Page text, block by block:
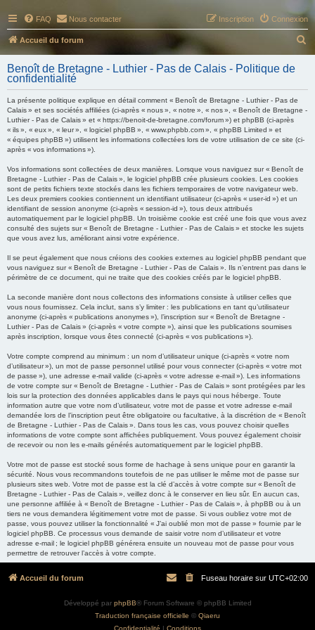
FAQ Nous contacter Connexion
Inscription
Accueil du forum
e
h
Benoît de Bretagne - Luthier - Pas de Calais - Politique de
confidentialité
La présente politique explique en détail comment « Benoît de Bretagne - Luthier - Pas de
Calais » et ses sociétés affiliées (ci-après « nous », « notre », « nos », « Benoît de Bretagne -
Luthier - Pas de Calais » et « https://benoit-de-bretagne.com/forum ») et phpBB (ci-après
« ils », « eux », « leur », « logiciel phpBB », « www.phpbb.com », « phpBB Limited » et
« équipes phpBB ») utilisent les informations collectées lors de votre utilisation de ce site (ci-
après « vos informations »).
Vos informations sont collectées de deux manières. Lorsque vous naviguez sur « Benoît de
Bretagne - Luthier - Pas de Calais », le logiciel phpBB crée plusieurs cookies. Les cookies
sont de petits fichiers texte stockés dans les fichiers temporaires de votre navigateur web.
Les deux premiers cookies contiennent un identifiant utilisateur (ci-après « user-id ») et un
identifiant de session anonyme (ci-après « session-id »), tous deux attribués
automatiquement par le logiciel phpBB. Un troisième cookie est créé une fois que vous avez
consulté des sujets sur « Benoît de Bretagne - Luthier - Pas de Calais » et stocke les sujets
que vous avez lus, améliorant ainsi votre expérience.
Il se peut également que nous créions des cookies externes au logiciel phpBB pendant que
vous naviguez sur « Benoît de Bretagne - Luthier - Pas de Calais ». Ils n’entrent pas dans le
périmètre de ce document, qui ne traite que des cookies créés par le logiciel phpBB.
La seconde manière dont nous collectons des informations consiste à utiliser celles que
vous nous fournissez. Cela inclut, sans s’y limiter : les publications en tant qu’utilisateur
anonyme (ci-après « publications anonymes »), l’inscription sur « Benoît de Bretagne -
Luthier - Pas de Calais » (ci-après « votre compte »), ainsi que les publications soumises
après inscription, lorsque vous êtes connecté (ci-après « vos publications »).
Votre compte comprend au minimum : un nom d’utilisateur unique (ci-après « votre nom
d’utilisateur »), un mot de passe personnel utilisé pour vous connecter (ci-après « votre mot
de passe »), une adresse e-mail valide (ci-après « votre adresse e-mail »). Les informations
de votre compte sur « Benoît de Bretagne - Luthier - Pas de Calais » sont protégées par les
lois sur la protection des données applicables dans le pays qui nous héberge. Toute
information autre que votre nom d’utilisateur, votre mot de passe et votre adresse e-mail
demandée lors de l’inscription peut être obligatoire ou facultative, à la discrétion de « Benoît
de Bretagne - Luthier - Pas de Calais ». Dans tous les cas, vous pouvez choisir quelles
informations de votre compte sont affichées publiquement. Vous pouvez également choisir
de recevoir ou non les e-mails générés automatiquement par le logiciel phpBB.
Votre mot de passe est stocké sous forme de hachage à sens unique pour en garantir la
sécurité. Nous vous recommandons toutefois de ne pas utiliser le même mot de passe sur
plusieurs sites web. Votre mot de passe est la clé d’accès à votre compte sur « Benoît de
Bretagne - Luthier - Pas de Calais », veillez donc à le conserver en lieu sûr. En aucun cas,
une personne affiliée à « Benoît de Bretagne - Luthier - Pas de Calais », à phpBB ou à un
tiers ne vous demandera légitimement votre mot de passe. Si vous oubliez votre mot de
passe, vous pouvez utiliser la fonctionnalité « J’ai oublié mon mot de passe » fournie par le
logiciel phpBB. Ce processus vous demande de saisir votre nom d’utilisateur et votre
adresse e-mail ; le logiciel phpBB générera ensuite un nouveau mot de passe pour vous
permettre de retrouver l’accès à votre compte.
Accueil du forum Fuseau horaire sur UTC+02:00
Développé par phpBB® Forum Software © phpBB Limited
Traduction française officielle © Qiaeru
Confidentialité | Conditions